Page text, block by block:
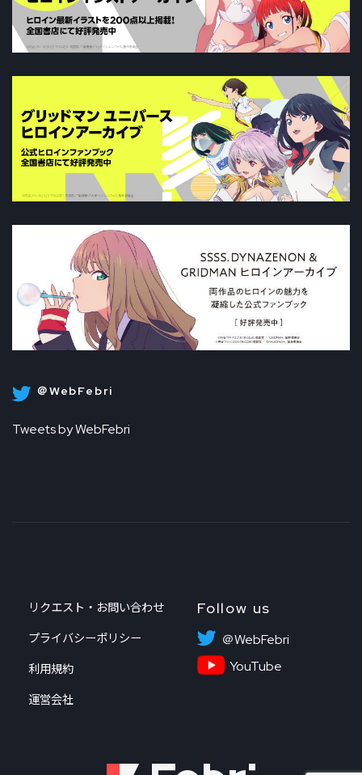
＠WebFebri
Tweets by WebFebri
リクエスト・お問い合わせ
プライバシーポリシー
利用規約
運営会社
Follow us
＠WebFebri
YouTube